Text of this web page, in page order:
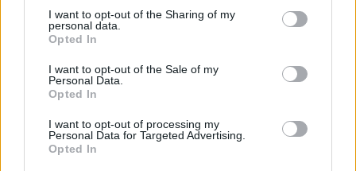
I want to opt-out of the Sharing of my
personal data.
Opted In
I want to opt-out of the Sale of my
Personal Data.
Opted In
I want to opt-out of processing my
Personal Data for Targeted Advertising.
Opted In
06/08/2026
ΚΑΛΛΙΘΕΑ | ΑΘΗΝΑ - ΑΤΤΙΚΗ
Πλήρης απασχόληση